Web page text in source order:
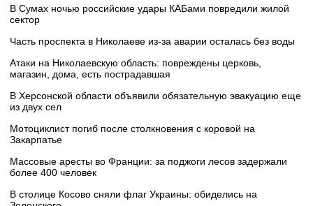
В Сумах ночью российские удары КАБами повредили жилой
сектор
Часть проспекта в Николаеве из-за аварии осталась без воды
Атаки на Николаевскую область: повреждены церковь,
магазин, дома, есть пострадавшая
В Херсонской области объявили обязательную эвакуацию еще
из двух сел
Мотоциклист погиб после столкновения с коровой на
Закарпатье
Массовые аресты во Франции: за поджоги лесов задержали
более 400 человек
В столице Косово сняли флаг Украины: обиделись на